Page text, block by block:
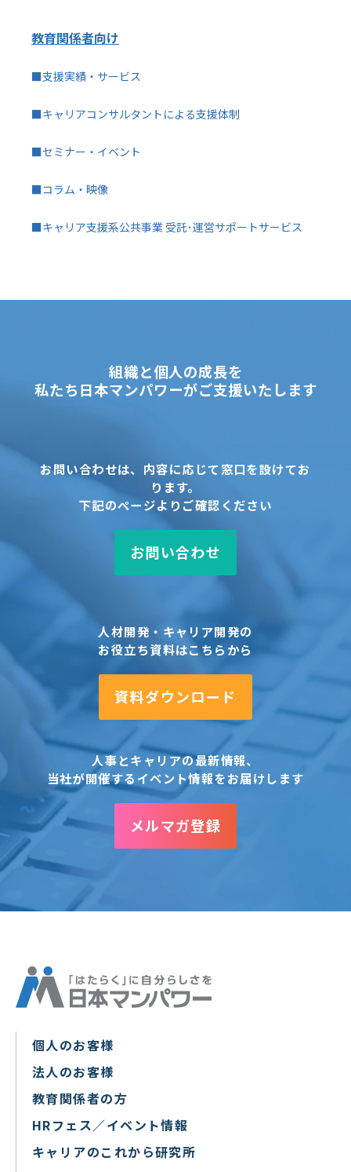
教育関係者向け
■支援実績・サービス
■キャリアコンサルタントによる支援体制
■セミナー・イベント
■コラム・映像
■キャリア支援系公共事業 受託･運営サポートサービス
組織と個人の成長を
私たち日本マンパワーがご支援いたします
お問い合わせは、内容に応じて窓口を設けてお
ります。
下記のページよりご確認ください
お問い合わせ
人材開発・キャリア開発の
お役立ち資料はこちらから
資料ダウンロード
人事とキャリアの最新情報、
当社が開催するイベント情報をお届けします
メルマガ登録
個人のお客様
法人のお客様
教育関係者の方
HRフェス／イベント情報
キャリアのこれから研究所